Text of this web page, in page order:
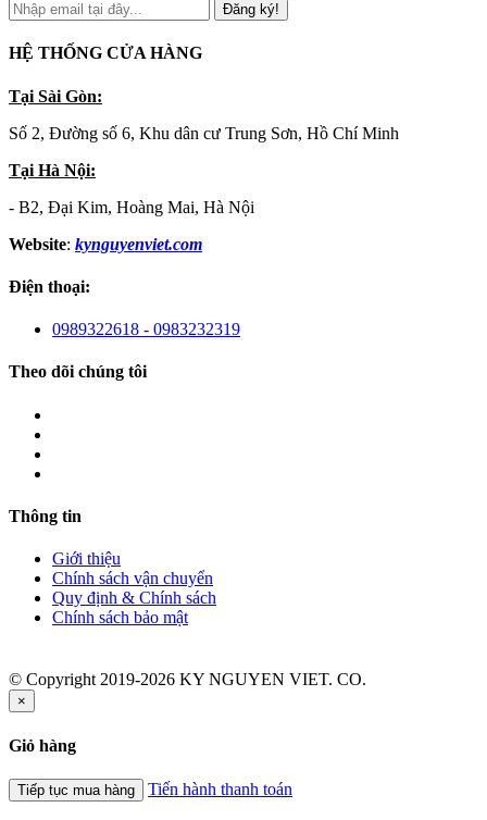
Đăng ký!
HỆ THỐNG CỬA HÀNG
Tại Sài Gòn:
Số 2, Đường số 6, Khu dân cư Trung Sơn, Hồ Chí Minh
Tại Hà Nội:
- B2, Đại Kim, Hoàng Mai, Hà Nội
Website: kynguyenviet.com
Điện thoại:
0989322618 - 0983232319
Theo dõi chúng tôi
Thông tin
Giới thiệu
Chính sách vận chuyển
Quy định & Chính sách
Chính sách bảo mật
© Copyright 2019-2026 KY NGUYEN VIET. CO.
×
Giỏ hàng
Tiếp tục mua hàng Tiến hành thanh toán